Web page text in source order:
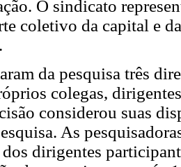
O sindicato
coletivo da capital e
da pesquisa três
colegas,
considerou suas
As
dos dirigentes